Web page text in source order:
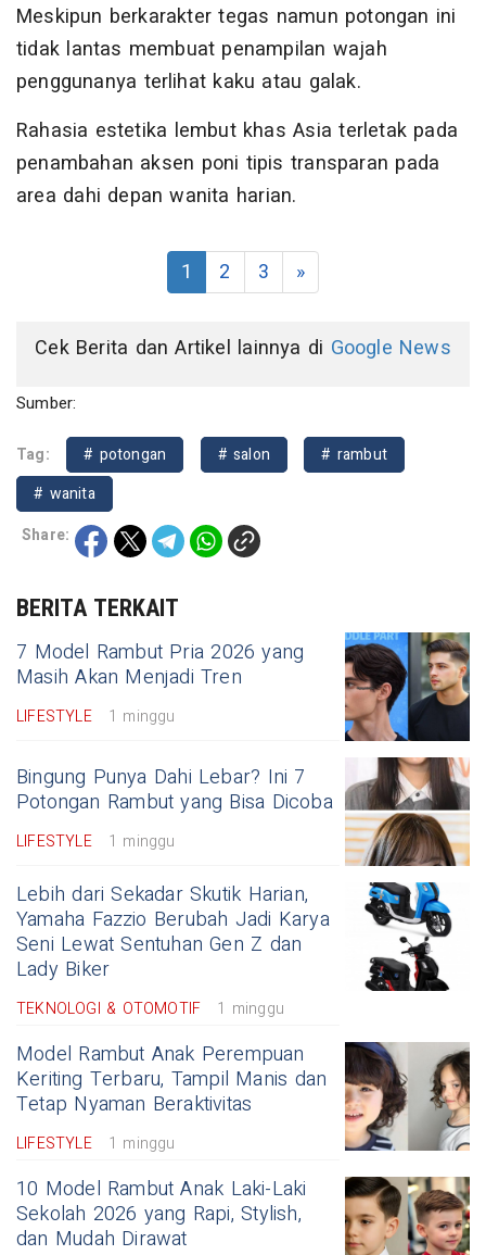
Meskipun berkarakter tegas namun potongan ini
tidak lantas membuat penampilan wajah
penggunanya terlihat kaku atau galak.
Rahasia estetika lembut khas Asia terletak pada
penambahan aksen poni tipis transparan pada
area dahi depan wanita harian.
1 2 3 »
Cek Berita dan Artikel lainnya di Google News
Sumber:
Tag: # potongan # salon
# rambut
# wanita
Share:
BERITA TERKAIT
7 Model Rambut Pria 2026 yang
Masih Akan Menjadi Tren
LIFESTYLE 1 minggu
Bingung Punya Dahi Lebar? Ini 7
Potongan Rambut yang Bisa Dicoba
LIFESTYLE 1 minggu
Lebih dari Sekadar Skutik Harian,
Yamaha Fazzio Berubah Jadi Karya
Seni Lewat Sentuhan Gen Z dan
Lady Biker
TEKNOLOGI & OTOMOTIF 1 minggu
Model Rambut Anak Perempuan
Keriting Terbaru, Tampil Manis dan
Tetap Nyaman Beraktivitas
LIFESTYLE 1 minggu
10 Model Rambut Anak Laki-Laki
Sekolah 2026 yang Rapi, Stylish,
dan Mudah Dirawat